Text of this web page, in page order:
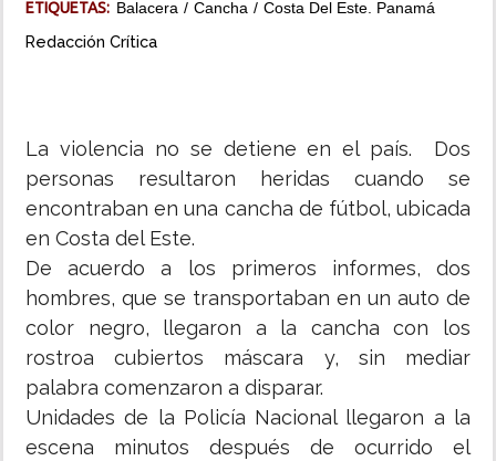
ETIQUETAS: Balacera Cancha Costa Del Este. Panamá
Redacción Crítica
La violencia no se detiene en el país. Dos
personas resultaron heridas cuando se
encontraban en una cancha de fútbol, ubicada
en Costa del Este.
De acuerdo a los primeros informes, dos
hombres, que se transportaban en un auto de
color negro, llegaron a la cancha con los
rostroa cubiertos máscara y, sin mediar
palabra comenzaron a disparar.
Unidades de la Policía Nacional llegaron a la
escena minutos después de ocurrido el